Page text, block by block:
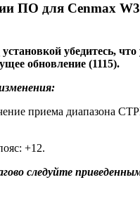
ПО для Cenmax
убедитесь, что
обновление (1115).
приема диапазона
+12.
следуйте